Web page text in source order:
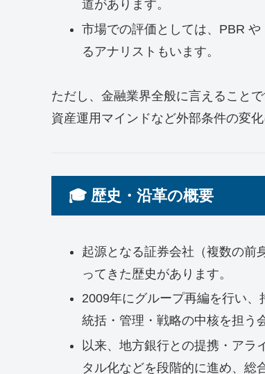
道があります。
市場での評価としては、PBR
るアナリストもいます。
ただし、金融業界全般に言えること
資産運用マインドなど外部条件の変
🎓 歴史・沿革の概要
起源となる証券会社（複数の前
ってきた歴史があります。
2009年にグループ再編を行い
統括・管理・戦略の中核を担う
以来、地方銀行との提携・アラ
タル化などを段階的に進め、総